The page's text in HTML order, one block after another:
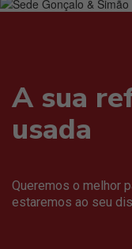
A sua
usada
Queremos o melhor
estaremos ao seu